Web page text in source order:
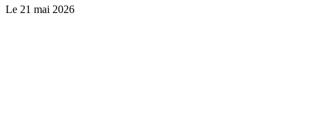
Le 21 mai 2026